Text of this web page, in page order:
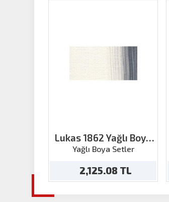
Lukas 1862 Yağlı Boya
Çinko Beyazı 200ml
Yağlı Boya Setler
2,125.08 TL